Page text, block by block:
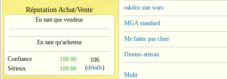
Réputation Achat/Vente
En tant que vendeur
En tant qu'acheteur
Confiance 100.00
106
(détails)
Sérieux 100.00
rakdos star wars
MGA standard
Me faites pas chier
Dionus artisan
Multi